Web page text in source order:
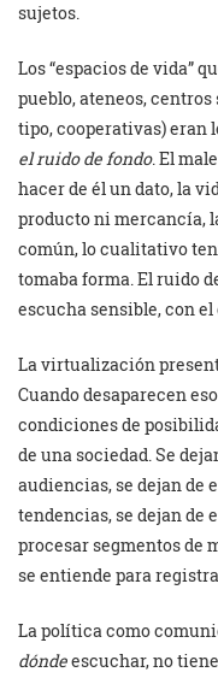
sujetos.
Los “espacios de vida”
pueblo, ateneos,
tipo, cooperativas) eran
el ruido de fondo. El
hacer de él un dato, la
producto ni mercancía,
común, lo cualitativo
tomaba forma. El ruido
escucha sensible, con
La virtualización
Cuando desaparecen
condiciones de
de una sociedad. Se
audiencias, se dejan de
tendencias, se dejan de
procesar segmentos de
se entiende para
La política como
dóndeescuchar, no tiene